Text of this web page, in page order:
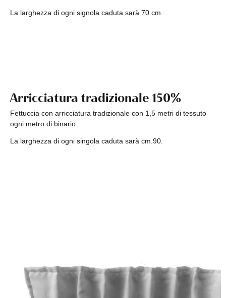
La larghezza di ogni signola caduta sarà 70 cm.
Arricciatura tradizionale 150%
Fettuccia con arricciatura tradizionale con 1,5 metri di tessuto
ogni metro di binario.
La larghezza di ogni singola caduta sarà cm.90.